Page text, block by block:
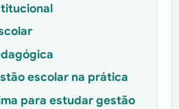
escolar na prática
para estudar gestão